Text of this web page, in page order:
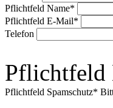
Pflichtfeld Name*
Pflichtfeld E-Mail*
Telefon
Pflichtfeld
Pflichtfeld Spamschutz*